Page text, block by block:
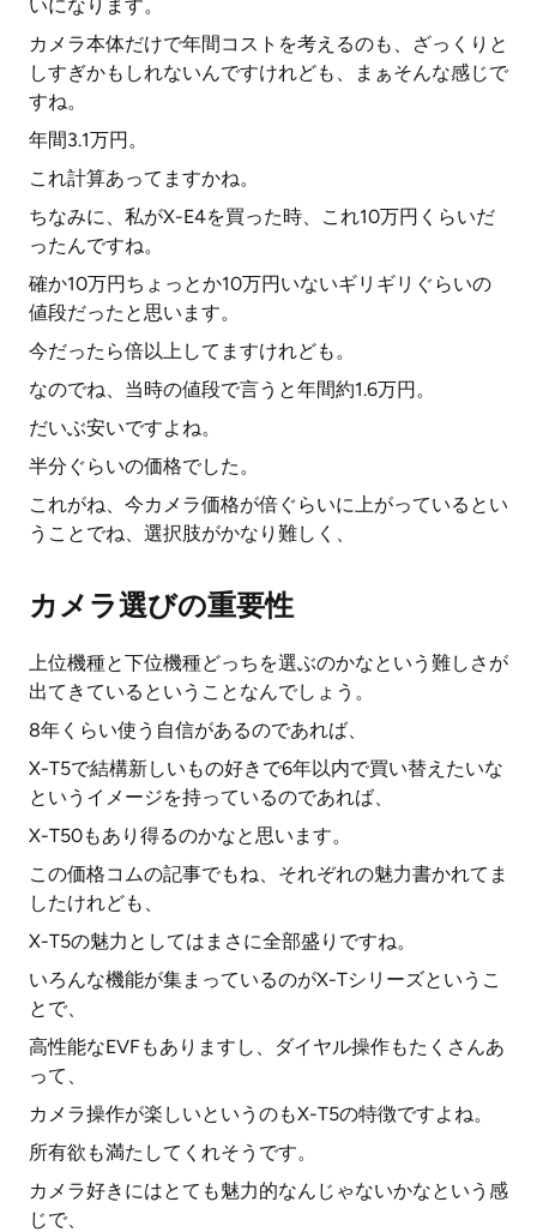
いになります。
カメラ本体だけで年間コストを考えるのも、ざっくりと
しすぎかもしれないんですけれども、まぁそんな感じで
すね。
年間3.1万円。
これ計算あってますかね。
ちなみに、私がX-E4を買った時、これ10万円くらいだ
ったんですね。
確か10万円ちょっとか10万円いないギリギリぐらいの
値段だったと思います。
今だったら倍以上してますけれども。
なのでね、当時の値段で言うと年間約1.6万円。
だいぶ安いですよね。
半分ぐらいの価格でした。
これがね、今カメラ価格が倍ぐらいに上がっているとい
うことでね、選択肢がかなり難しく、
カメラ選びの重要性
上位機種と下位機種どっちを選ぶのかなという難しさが
出てきているということなんでしょう。
8年くらい使う自信があるのであれば、
X-T5で結構新しいもの好きで6年以内で買い替えたいな
というイメージを持っているのであれば、
X-T50もあり得るのかなと思います。
この価格コムの記事でもね、それぞれの魅力書かれてま
したけれども、
X-T5の魅力としてはまさに全部盛りですね。
いろんな機能が集まっているのがX-Tシリーズというこ
とで、
高性能なEVFもありますし、ダイヤル操作もたくさんあ
って、
カメラ操作が楽しいというのもX-T5の特徴ですよね。
所有欲も満たしてくれそうです。
カメラ好きにはとても魅力的なんじゃないかなという感
じで、